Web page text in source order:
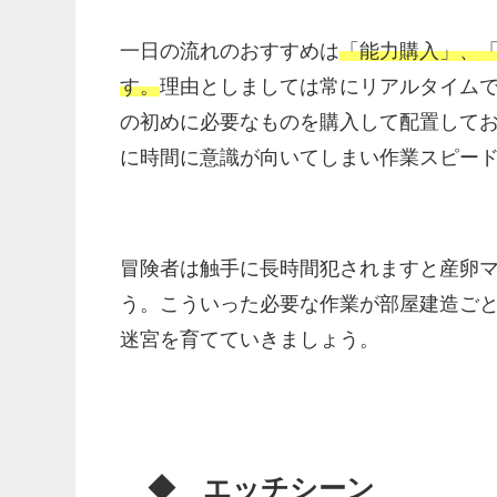
一日の流れのおすすめは「能力購入」、
す。理由としましては常にリアルタイム
の初めに必要なものを購入して配置して
に時間に意識が向いてしまい作業スピー
冒険者は触手に長時間犯されますと産卵
う。こういった必要な作業が部屋建造ご
迷宮を育てていきましょう。
◆ エッチシーン